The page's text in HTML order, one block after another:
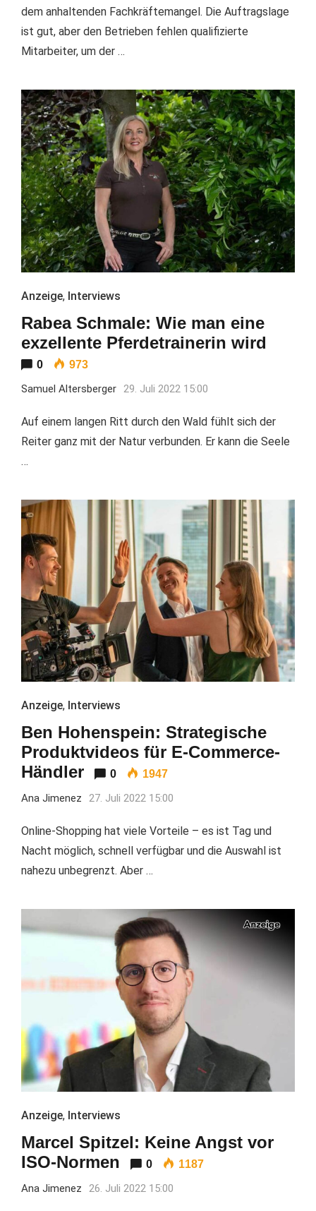
dem anhaltenden Fachkräftemangel. Die Auftragslage
ist gut, aber den Betrieben fehlen qualifizierte
Mitarbeiter, um der …
Anzeige, Interviews
Rabea Schmale: Wie man eine
exzellente Pferdetrainerin wird
0 973
Samuel Altersberger 29. Juli 2022 15:00
Auf einem langen Ritt durch den Wald fühlt sich der
Reiter ganz mit der Natur verbunden. Er kann die Seele
…
Anzeige, Interviews
Ben Hohenspein: Strategische
Produktvideos für E-Commerce-
Händler
0 1947
Ana Jimenez 27. Juli 2022 15:00
Online-Shopping hat viele Vorteile – es ist Tag und
Nacht möglich, schnell verfügbar und die Auswahl ist
nahezu unbegrenzt. Aber …
Anzeige, Interviews
Marcel Spitzel: Keine Angst vor
ISO-Normen
0 1187
Ana Jimenez 26. Juli 2022 15:00